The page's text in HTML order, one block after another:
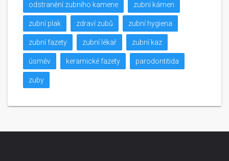
odstranění zubního kamene zubní kámen
zubní plak zdraví zubů zubní hygiena
zubní fazety zubní lékař zubní kaz
úsměv keramické fazety parodontitida
zuby